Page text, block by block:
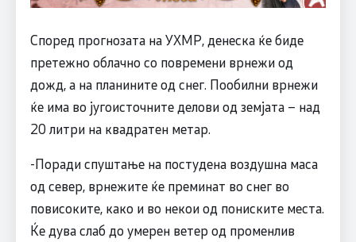
Според прогнозата на УХМР, денеска ќе биде
претежно облачно со повремени врнежи од
дожд, а на планините од снег. Пообилни врнежи
ќе има во југоисточните делови од земјата – над
20 литри на квадратен метар.
-Поради спуштање на постудена воздушна маса
од север, врнежите ќе преминат во снег во
повисоките, како и во некои од пониските места.
Ќе дува слаб до умерен ветер од променлив